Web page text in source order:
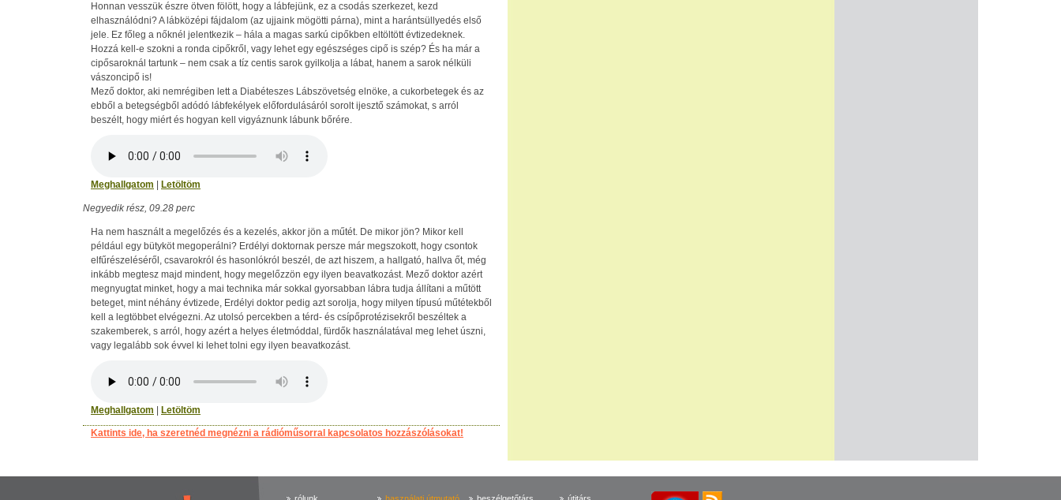
Honnan vesszük észre ötven fölött, hogy a lábfejünk, ez a csodás szerkezet, kezd
elhasználódni? A lábközépi fájdalom (az ujjaink mögötti párna), mint a harántsüllyedés első
jele. Ez főleg a nőknél jelentkezik – hála a magas sarkú cipőkben eltöltött évtizedeknek.
Hozzá kell-e szokni a ronda cipőkről, vagy lehet egy egészséges cipő is szép? És ha már a
cipősaroknál tartunk – nem csak a tíz centis sarok gyilkolja a lábat, hanem a sarok nélküli
vászoncipő is!
Mező doktor, aki nemrégiben lett a Diabéteszes Lábszövetség elnöke, a cukorbetegek és az
ebből a betegségből adódó lábfekélyek előfordulásáról sorolt ijesztő számokat, s arról
beszélt, hogy miért és hogyan kell vigyáznunk lábunk bőrére.
Meghallgatom Letöltöm
Negyedik rész, 09.28 perc
Ha nem használt a megelőzés és a kezelés, akkor jön a műtét. De mikor jön? Mikor kell
például egy bütyköt megoperálni? Erdélyi doktornak persze már megszokott, hogy csontok
elfűrészeléséről, csavarokról és hasonlókról beszél, de azt hiszem, a hallgató, hallva őt, még
inkább megtesz majd mindent, hogy megelőzzön egy ilyen beavatkozást. Mező doktor azért
megnyugtat minket, hogy a mai technika már sokkal gyorsabban lábra tudja állítani a műtött
beteget, mint néhány évtizede, Erdélyi doktor pedig azt sorolja, hogy milyen típusú műtétekből
kell a legtöbbet elvégezni. Az utolsó percekben a térd- és csípőprotézisekről beszéltek a
szakemberek, s arról, hogy azért a helyes életmóddal, fürdők használatával meg lehet úszni,
vagy legalább sok évvel ki lehet tolni egy ilyen beavatkozást.
Meghallgatom Letöltöm
Kattints ide, ha szeretnéd megnézni a rádióműsorral kapcsolatos hozzászólásokat!